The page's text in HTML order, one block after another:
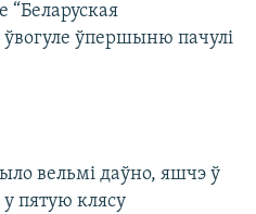
“Беларуская
ўпершыню пачулі
вельмі даўно, яшчэ ў
у пятую клясу